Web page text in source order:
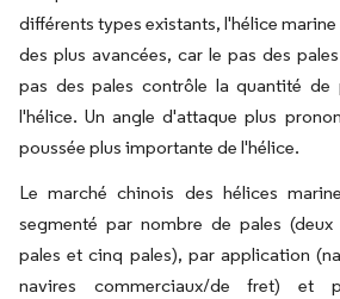
différents types existants, l'hélice marine
des plus avancées, car le pas des
pas des pales contrôle la quantité de
l'hélice. Un angle d'attaque plus
poussée plus importante de l'hélice.
Le marché chinois des hélices
segmenté par nombre de pales
pales et cinq pales), par application
navires commerciaux/de fret) et